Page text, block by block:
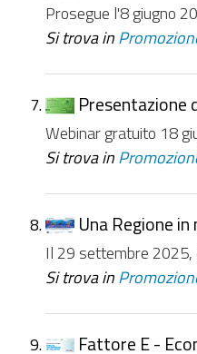
Prosegue l'8 giugno
Si trova in
Presentazione
Webinar gratuito 18
Si trova in
Una Regione
Il 29 settembre 2025,
Si trova in
Fattore E -